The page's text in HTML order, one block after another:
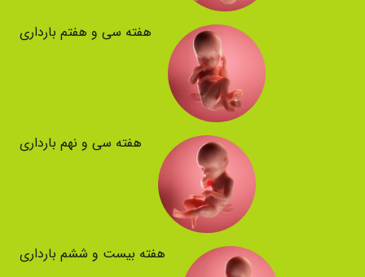
هفته سی و هفتم بارداری
هفته سی و نهم بارداری
هفته بیست و ششم بارداری